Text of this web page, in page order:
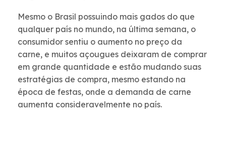
Mesmo o Brasil possuindo mais gados do que
qualquer país no mundo, na última semana, o
consumidor sentiu o aumento no preço da
carne, e muitos açougues deixaram de comprar
em grande quantidade e estão mudando suas
estratégias de compra, mesmo estando na
época de festas, onde a demanda de carne
aumenta consideravelmente no país.